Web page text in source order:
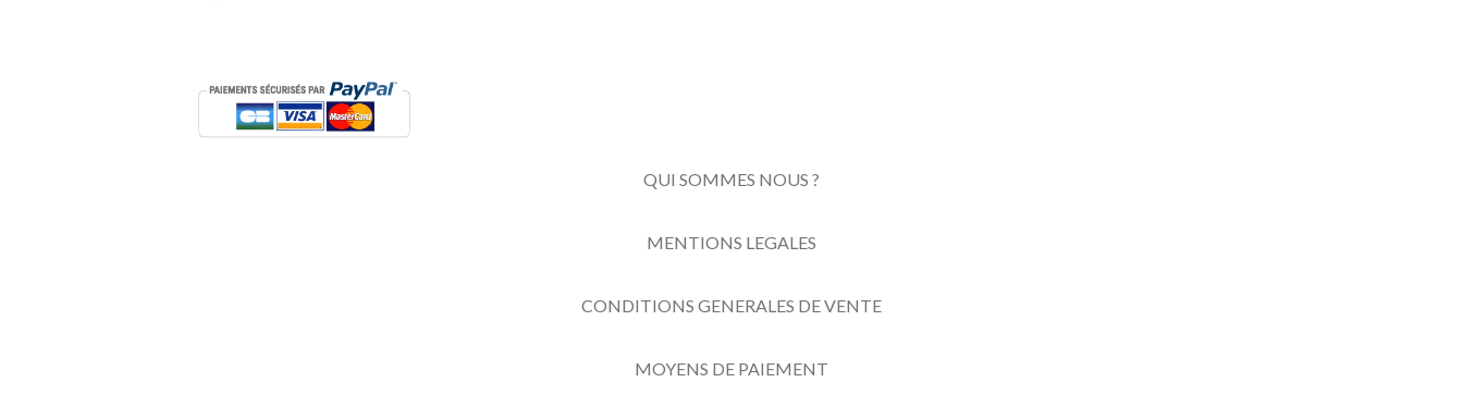
QUI SOMMES NOUS ?
MENTIONS LEGALES
CONDITIONS GENERALES DE VENTE
MOYENS DE PAIEMENT